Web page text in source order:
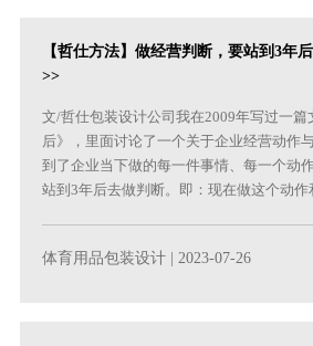
【哲仕方法】做经营判断，要站到3年
>>
文/哲仕包装设计公司我在2009年写过一篇
后》，里面讨论了一个关于企业经营动作
到了企业当下做的每一件事情、每一个动
站到3年后去做判断。即：现在做这个动作
体育用品包装设计 | 2023-07-26